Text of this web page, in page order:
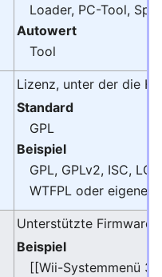
Loader, PC-Tool,
Autowert
Tool
Lizenz, unter der die
Standard
GPL
Beispiel
GPL, GPLv2, ISC,
WTFPL oder eigene
Unterstützte Firmware,
Beispiel
[[Wii-Systemmenü